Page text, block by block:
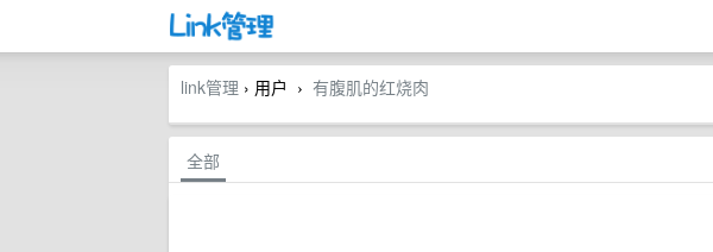
link管理 › 用户 › 有腹肌的红烧肉
全部